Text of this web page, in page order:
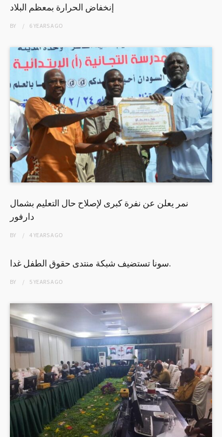
إنخفاض الحرارة بمعظم البلاد
BY 6 YEARSAGO
نمر يعلن عن نفرة كبرى لإصلاح حال التعليم بشمال
دارفور
BY 4 YEARSAGO
سونا تستضيف شبكة منتدى حقوق الطفل غدا.
BY 5 YEARSAGO